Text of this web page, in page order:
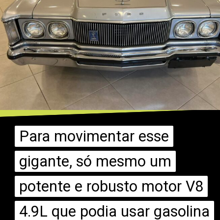
Para movimentar esse
gigante, só mesmo um
potente e robusto motor V8
4.9L que podia usar gasolina
Para movimentar esse
gigante, só mesmo um
potente e robusto motor V8
4.9L que podia usar gasolina